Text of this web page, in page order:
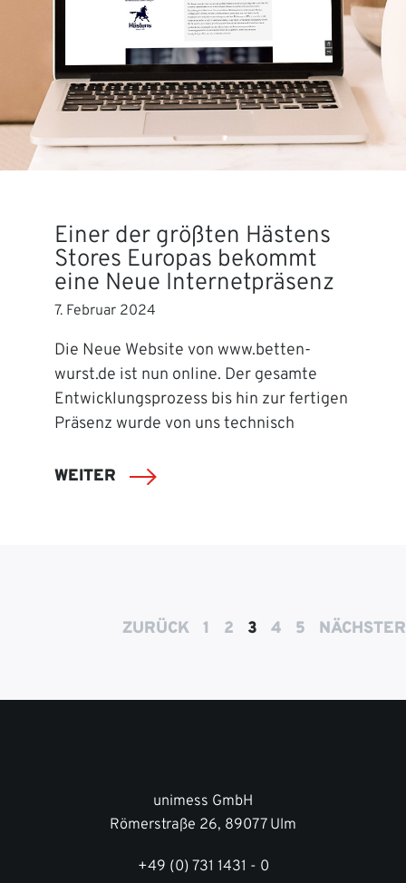
Einer der größten Hästens
Stores Europas bekommt
eine Neue Internetpräsenz
7. Februar 2024
Die Neue Website von www.betten-
wurst.de ist nun online. Der gesamte
Entwicklungsprozess bis hin zur fertigen
Präsenz wurde von uns technisch
WEITER
ZURÜCK 1 2 3 4 5 NÄCHSTER
unimess GmbH
Römerstraße 26, 89077 Ulm
+49 (0) 731 1431 - 0